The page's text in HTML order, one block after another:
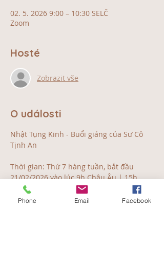
02. 5. 2026 9:00 – 10:30 SELČ
Zoom
Hosté
Zobrazit vše
O události
Nhật Tụng Kinh - Buổi giảng của Sư Cô
Tịnh An
Thời gian: Thứ 7 hàng tuần, bắt đầu
21/02/2026 vào lúc 9h Châu Âu | 15h
Việt Nam | 17h Nhật Bản | 19h Úc
Phone Email Facebook